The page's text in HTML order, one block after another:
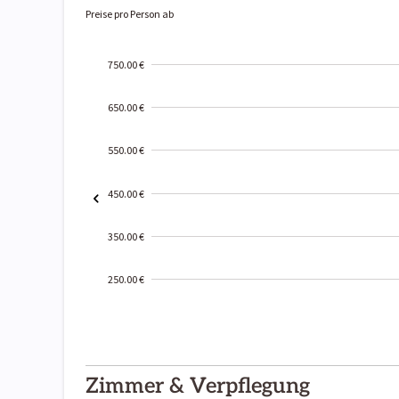
Preise pro Person ab
750.00 €
650.00 €
550.00 €
450.00 €
350.00 €
250.00 €
01-02
Zimmer & Verpflegung